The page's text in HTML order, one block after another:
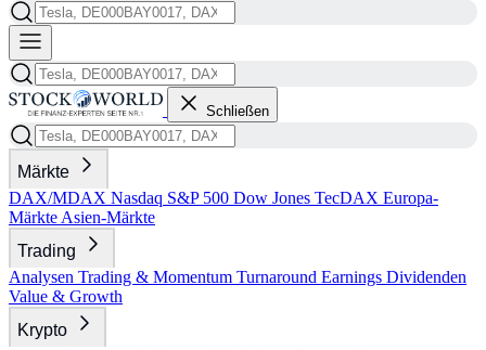
Schließen
Märkte
DAX/MDAX Nasdaq S&P 500 Dow Jones TecDAX Europa-
Märkte Asien-Märkte
Trading
Analysen Trading & Momentum Turnaround Earnings Dividenden
Value & Growth
Krypto